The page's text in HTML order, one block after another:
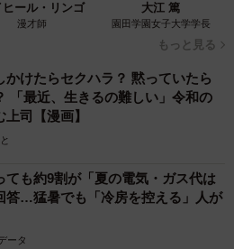
ヒール・リンゴ
漫才師
大江 篤
園田学園女子大学学長
もっと見る
かけたらセクハラ？ 黙っていたら
「最近、生きるの難しい」令和の
司【漫画】
ても約9割が「夏の電気・ガス代は
答…猛暑でも「冷房を控える」人が
ータ